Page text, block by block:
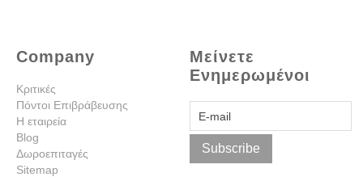
Company
Κριτικές
Πόντοι Επιβράβευσης
Η εταιρεία
Blog
Δωροεπιταγές
Sitemap
Μείνετε
Ενημερωμένοι
Subscribe